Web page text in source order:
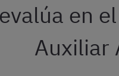
en
Auxiliar